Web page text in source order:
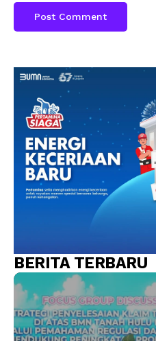
BERITA TERBARU